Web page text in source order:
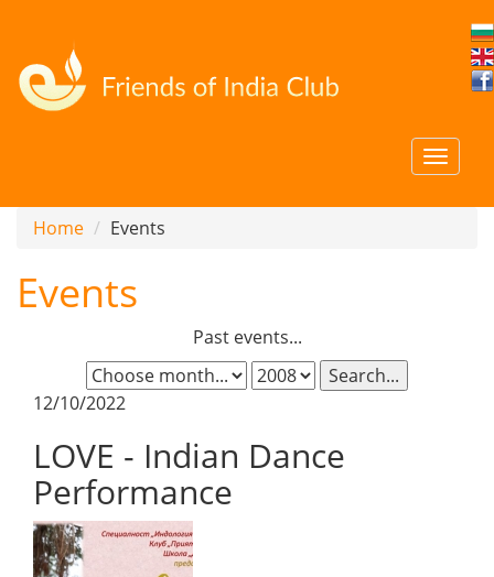
Home Events
Events
Past events...
Search...
12/10/2022
LOVE - Indian Dance
Performance